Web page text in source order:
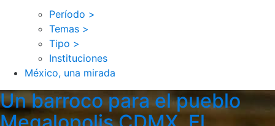
Período >
Temas >
Tipo >
Instituciones
México, una mirada
Un barroco para el pueblo